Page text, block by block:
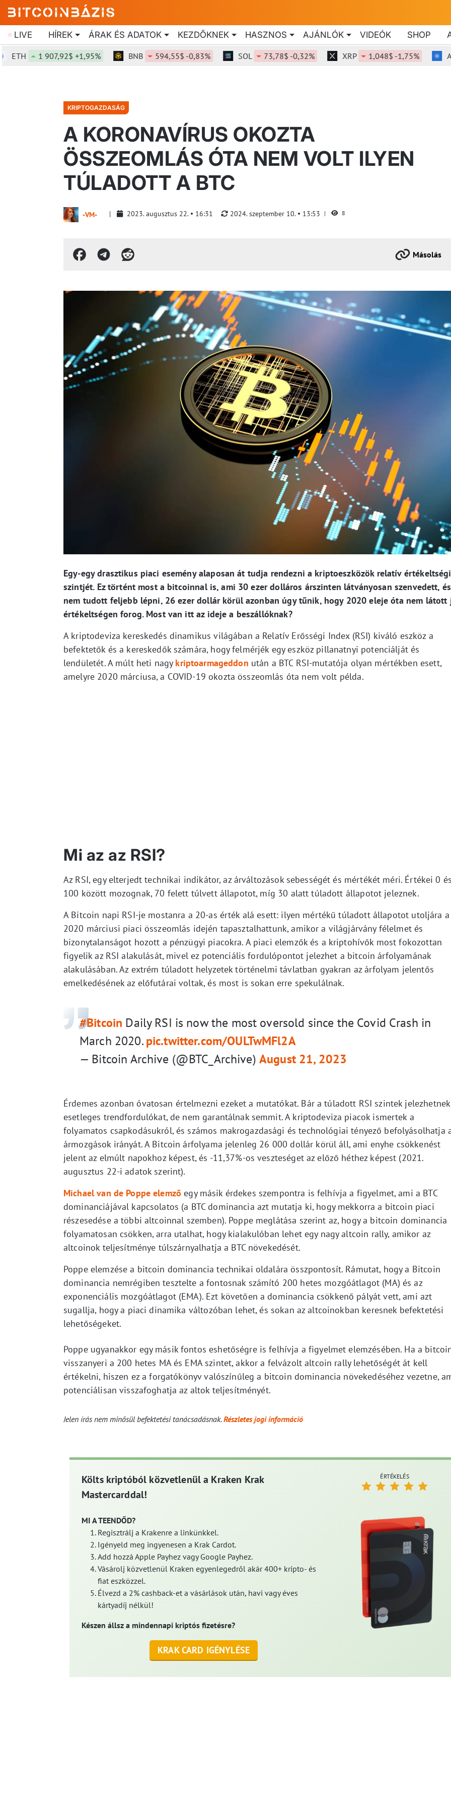
LIVE HÍREK ÁRAK ÉS ADATOK KEZDŐKNEK HASZNOS AJÁNLÓK VIDEÓK SHOP
1 907,92$ +1,95% BNB 594,55$ -0,83% SOL 73,78$ -0,32% XRP 1,048$ -1,75% ADA
KRIPTOGAZDASÁG
A KORONAVÍRUS OKOZTA
ÖSSZEOMLÁS ÓTA NEM VOLT ILYEN
TÚLADOTT A BTC
-VM- 2023. augusztus 22. 16:31 2024. szeptember 10. 13:53 8
Másolás
Egy-egy drasztikus piaci esemény alaposan át tudja rendezni a kriptoeszközök relatív értékeltségi
szintjét. Ez történt most a bitcoinnal is, ami 30 ezer dolláros árszinten látványosan szenvedett, és
nem tudott feljebb lépni, 26 ezer dollár körül azonban úgy tűnik, hogy 2020 eleje óta nem látott
értékeltségen forog. Most van itt az ideje a beszállóknak?
A kriptodeviza kereskedés dinamikus világában a Relatív Erősségi Index (RSI) kiváló eszköz a
befektetők és a kereskedők számára, hogy felmérjék egy eszköz pillanatnyi potenciálját és
lendületét. A múlt heti nagy kriptoarmageddon után a BTC RSI-mutatója olyan mértékben esett,
amelyre 2020 márciusa, a COVID-19 okozta összeomlás óta nem volt példa.
Mi az az RSI?
Az RSI, egy elterjedt technikai indikátor, az árváltozások sebességét és mértékét méri. Értékei 0
100 között mozognak, 70 felett túlvett állapotot, míg 30 alatt túladott állapotot jeleznek.
A Bitcoin napi RSI-je mostanra a 20-as érték alá esett: ilyen mértékű túladott állapotot utoljára a
2020 márciusi piaci összeomlás idején tapasztalhattunk, amikor a világjárvány félelmet és
bizonytalanságot hozott a pénzügyi piacokra. A piaci elemzők és a kriptohívők most fokozottan
figyelik az RSI alakulását, mivel ez potenciális fordulópontot jelezhet a bitcoin árfolyamának
alakulásában. Az extrém túladott helyzetek történelmi távlatban gyakran az árfolyam jelentős
emelkedésének az előfutárai voltak, és most is sokan erre spekulálnak.
#Bitcoin Daily RSI is now the most oversold since the Covid Crash in
March 2020.pic.twitter.com/OULTwMFl2A
— Bitcoin Archive (@BTC_Archive) August 21, 2023
Érdemes azonban óvatosan értelmezni ezeket a mutatókat. Bár a túladott RSI szintek jelezhetnek
esetleges trendfordulókat, de nem garantálnak semmit. A kriptodeviza piacok ismertek a
folyamatos csapkodásukról, és számos makrogazdasági és technológiai tényező befolyásolhatja
ármozgások irányát. A Bitcoin árfolyama jelenleg 26 000 dollár körül áll, ami enyhe csökkenést
jelent az elmúlt napokhoz képest, és -11,37%-os veszteséget az előző héthez képest (2021.
augusztus 22-i adatok szerint).
Michael van de Poppe elemző egy másik érdekes szempontra is felhívja a figyelmet, ami a BTC
dominanciájával kapcsolatos (a BTC dominancia azt mutatja ki, hogy mekkorra a bitcoin piaci
részesedése a többi altcoinnal szemben). Poppe meglátása szerint az, hogy a bitcoin dominancia
folyamatosan csökken, arra utalhat, hogy kialakulóban lehet egy nagy altcoin rally, amikor az
altcoinok teljesítménye túlszárnyalhatja a BTC növekedését.
Poppe elemzése a bitcoin dominancia technikai oldalára összpontosít. Rámutat, hogy a Bitcoin
dominancia nemrégiben tesztelte a fontosnak számító 200 hetes mozgóátlagot (MA) és az
exponenciális mozgóátlagot (EMA). Ezt követően a dominancia csökkenő pályát vett, ami azt
sugallja, hogy a piaci dinamika változóban lehet, és sokan az altcoinokban keresnek befektetési
lehetőségeket.
Poppe ugyanakkor egy másik fontos eshetőségre is felhívja a figyelmet elemzésében. Ha a
visszanyeri a 200 hetes MA és EMA szintet, akkor a felvázolt altcoin rally lehetőségét át kell
értékelni, hiszen ez a forgatókönyv valószínűleg a bitcoin dominancia növekedéséhez vezetne,
potenciálisan visszafoghatja az altok teljesítményét.
Jelen írás nem minősül befektetési tanácsadásnak.Részletes jogi információ
Költs kriptóból közvetlenül a Kraken Krak
Mastercarddal!
MI A TEENDŐD?
Regisztrálj a Krakenre a linkünkkel.
Igényeld meg ingyenesen a Krak Cardot.
Add hozzá Apple Payhez vagy Google Payhez.
Vásárolj közvetlenül Kraken egyenlegedről akár 400+ kripto- és
fiat eszközzel.
Élvezd a 2% cashback-et a vásárlások után, havi vagy éves
kártyadíj nélkül!
Készen állsz a mindennapi kriptós fizetésre?
KRAK CARD IGÉNYLÉSE
ÉRTÉKELÉS